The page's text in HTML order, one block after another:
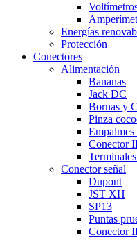
Energías
Protección
Conectores
Alimentación
Bananas
Jack DC
Bornas y
Pinza
Empalmes
Conector
Conector señal
Dupont
JST XH
SP13
Puntas
Conector